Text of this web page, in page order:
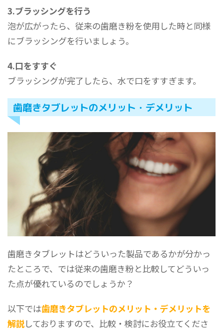
3.ブラッシングを行う
泡が広がったら、従来の歯磨き粉を使用した時と同様
にブラッシングを行いましょう。
4.口をすすぐ
ブラッシングが完了したら、水で口をすすぎます。
歯磨きタブレットのメリット・デメリット
歯磨きタブレットはどういった製品であるかが分かっ
たところで、では従来の歯磨き粉と比較してどういっ
た点が優れているのでしょうか？
以下では歯磨きタブレットのメリット・デメリットを
解説しておりますので、比較・検討にお役立てくださ